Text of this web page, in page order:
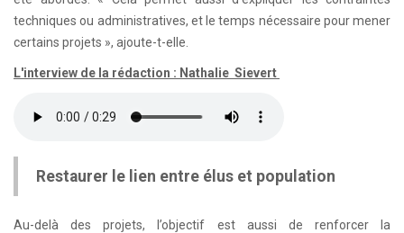
techniques ou administratives, et le temps nécessaire pour mener
certains projets », ajoute-t-elle.
L'interview de la rédaction : Nathalie Sievert
Restaurer le lien entre élus et population
Au-delà des projets, l’objectif est aussi de renforcer la